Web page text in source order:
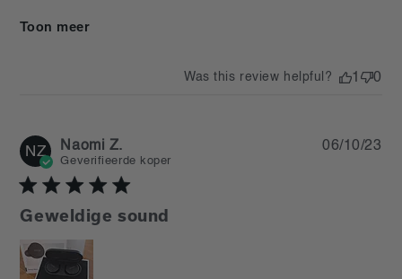
Toon meer
Was this review helpful? 1 0
NZ Naomi Z.
Geverifieerde koper
Geweldige sound
06/10/23